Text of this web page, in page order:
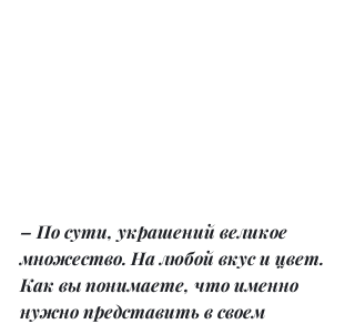
– По сути, украшений великое
множество. На любой вкус и цвет.
Как вы понимаете, что именно
нужно представить в своем